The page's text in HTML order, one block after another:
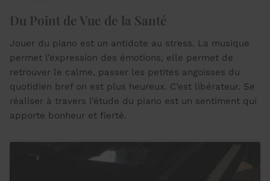
Du Point de Vue de la Santé
Jouer du piano est un antidote au stress. La musique
permet l’expression des émotions, elle permet de
retrouver le calme, passer les petites angoisses du
quotidien bref on est plus heureux. C’est libérateur. Se
réaliser à travers l’étude du piano est un sentiment qui
apporte bonheur et fierté.